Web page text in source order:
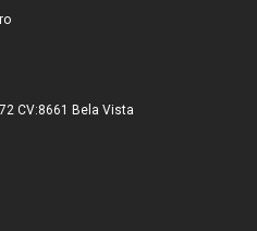
CV:8661 Bela Vista